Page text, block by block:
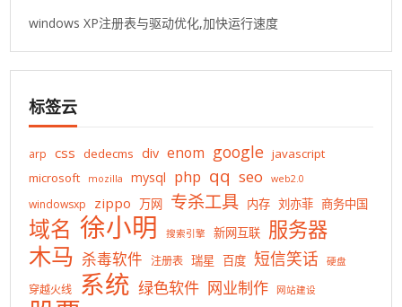
windows XP注册表与驱动优化,加快运行速度
标签云
arp css dedecms div enom google javascript
microsoft
mozilla mysql php qq seo web2.0
windowsxp zippo 万网 专杀工具 内存 刘亦菲 商务中国
域名 徐小明 搜索引擎 新网互联 服务器
木马 杀毒软件 注册表 瑞星 百度 短信笑话 硬盘
穿越火线 系统 绿色软件 网业制作 网站建设